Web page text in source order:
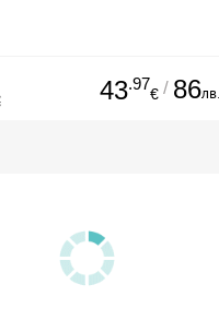
43.97
€ / 86лв.